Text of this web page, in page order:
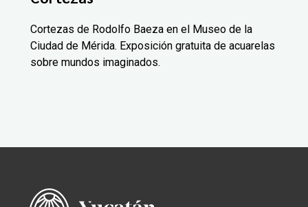
Cortezas de Rodolfo Baeza en el Museo de la
Ciudad de Mérida. Exposición gratuita de acuarelas
sobre mundos imaginados.